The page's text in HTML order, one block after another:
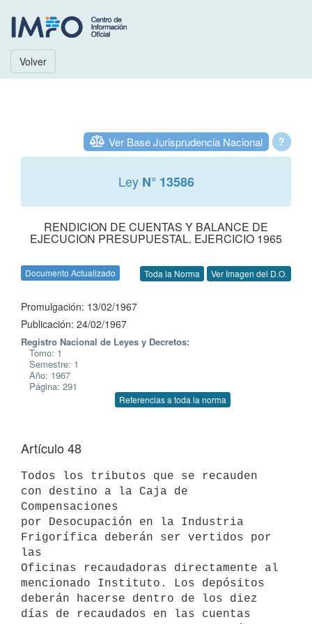
Volver
?
Ver Base Jurisprudencia Nacional
Ley N° 13586
RENDICION DE CUENTAS Y BALANCE DE
EJECUCION PRESUPUESTAL. EJERCICIO 1965
Documento Actualizado Toda la Norma Ver Imagen del D.O.
Promulgación: 13/02/1967
Publicación: 24/02/1967
Registro Nacional de Leyes y Decretos:
Tomo: 1
Semestre: 1
Año: 1967
Página: 291
Referencias a toda la norma
Artículo 48
Todos los tributos que se recauden
con destino a la Caja de
Compensaciones
por Desocupación en la Industria
Frigorífica deberán ser vertidos por
las
Oficinas recaudadoras directamente al
mencionado Instituto. Los depósitos
deberán hacerse dentro de los diez
días de recaudados en las cuentas